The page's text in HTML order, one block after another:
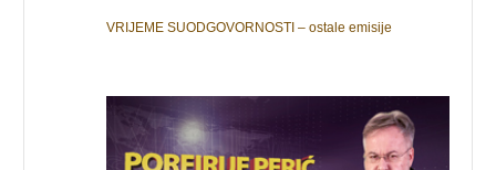
VRIJEME SUODGOVORNOSTI – ostale emisije